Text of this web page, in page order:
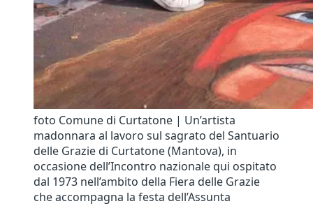
foto Comune di Curtatone | Un’artista
madonnara al lavoro sul sagrato del Santuario
delle Grazie di Curtatone (Mantova), in
occasione dell’Incontro nazionale qui ospitato
dal 1973 nell’ambito della Fiera delle Grazie
che accompagna la festa dell’Assunta